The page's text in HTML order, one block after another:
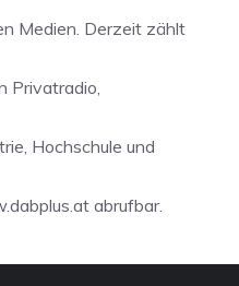
Medien. Derzeit zählt
Privatradio,
Hochschule und
abrufbar.